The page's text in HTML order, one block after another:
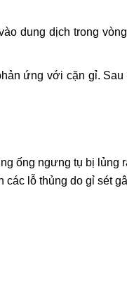
dung dịch trong
ứng với cặn gỉ.
ống ngưng tụ bị lủng
lỗ thủng do gỉ sét